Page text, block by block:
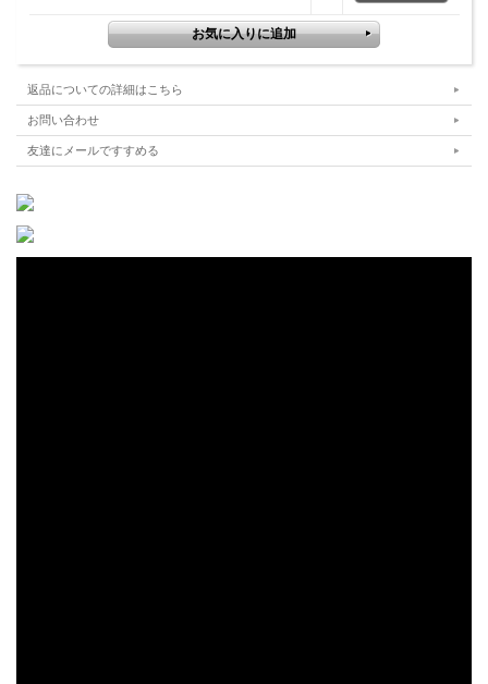
返品についての詳細はこちら
お問い合わせ
友達にメールですすめる